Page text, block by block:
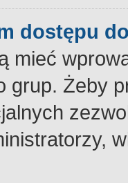
dostępu
mieć
grup. Żeby